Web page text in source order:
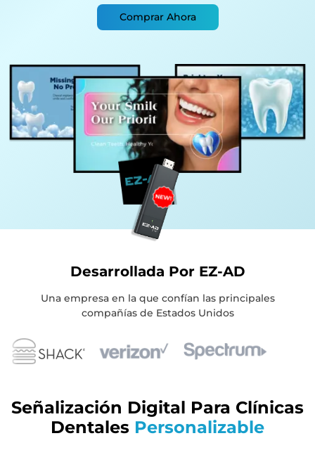
Comprar Ahora
Desarrollada Por EZ-AD
Una empresa en la que confían las principales
compañías de Estados Unidos
Señalización Digital Para Clínicas
Dentales Personalizable